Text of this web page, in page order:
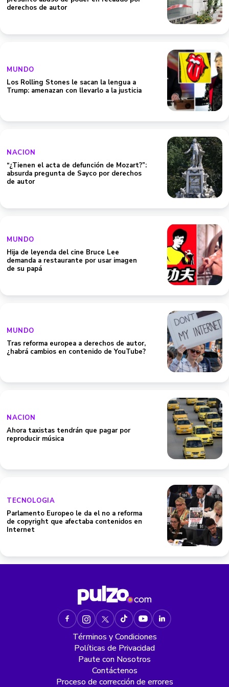
derechos de autor
MUNDO
Los Rolling Stones le sacan la lengua a
Trump: amenazan con llevarlo a la justicia
NACION
“¿Tienen el acta de defunción de Mozart?”:
absurda pregunta de Sayco por derechos
de autor
MUNDO
Hija de leyenda del cine Bruce Lee
demanda a restaurante por usar imagen
de su papá
MUNDO
Tras reforma europea a derechos de autor,
¿habrá cambios en contenido de YouTube?
NACION
Ahora taxistas tendrán que pagar por
reproducir música
TECNOLOGIA
Parlamento Europeo le da el no a reforma
de copyright que afectaba contenidos en
Internet
Términos y Condiciones
Políticas de Privacidad
Paute con Nosotros
Contáctenos
Proceso de corrección de errores